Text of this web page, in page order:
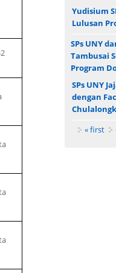
Yudisium
Lulusan
SPs UNY
Tambusai
Program
SPs UNY
dengan
Pages
« first